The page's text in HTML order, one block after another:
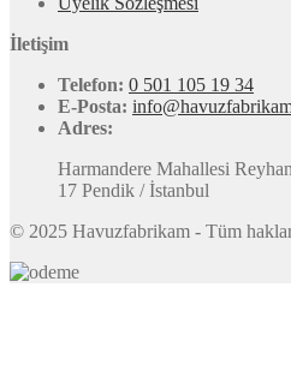
İletişim
Telefon: 0 501 105 19 34
E-Posta:
Adres:
Harmandere Mahallesi
17 Pendik / İstanbul
© 2025 Havuzfabrikam - Tüm